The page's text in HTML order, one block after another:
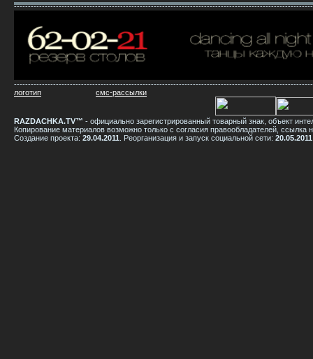
логотип
смс-рассылки
RAZDACHKA.TV™ - официально зарегистрированный товарный знак, объект
Копирование материалов возможно только с согласия правообладателей,
Создание проекта: 29.04.2011 . Реорганизация и запуск социальной сети: 20.05.2011